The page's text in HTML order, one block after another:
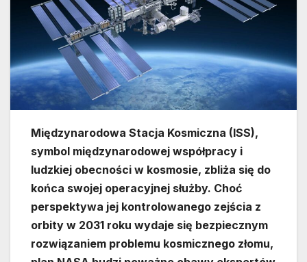
Międzynarodowa Stacja Kosmiczna (ISS),
symbol międzynarodowej współpracy i
ludzkiej obecności w kosmosie, zbliża się do
końca swojej operacyjnej służby. Choć
perspektywa jej kontrolowanego zejścia z
orbity w 2031 roku wydaje się bezpiecznym
rozwiązaniem problemu kosmicznego złomu,